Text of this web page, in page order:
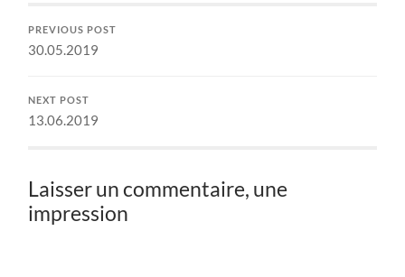
PREVIOUS POST
30.05.2019
NEXT POST
13.06.2019
Laisser un commentaire, une
impression